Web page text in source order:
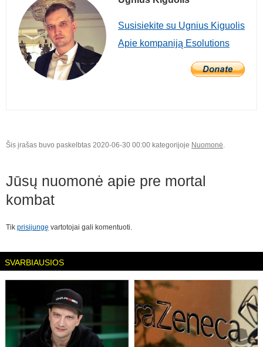
Susisiekite su Ugnius Kiguolis
Apie kompaniją Esolutions
Šis įrašas buvo paskelbtas 2020-06-30 00:00 kategorijoje Nuomonė.
Jūsų nuomonė apie pre mortal
kombat
Tik prisijungę vartotojai gali komentuoti.
SVARBIAUSIOS